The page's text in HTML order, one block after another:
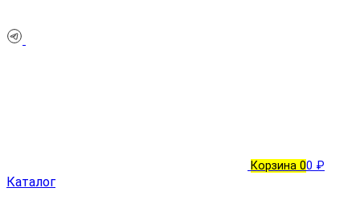
Корзина 00 ₽
Каталог